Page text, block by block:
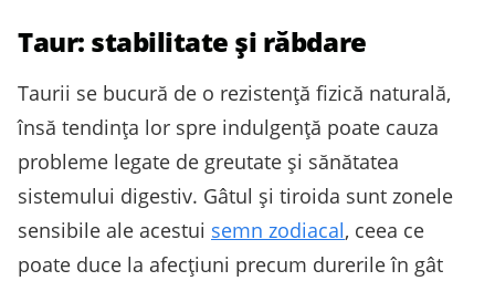
Taur: stabilitate și răbdare
Taurii se bucură de o rezistență fizică naturală,
însă tendința lor spre indulgență poate cauza
probleme legate de greutate și sănătatea
sistemului digestiv. Gâtul și tiroida sunt zonele
sensibile ale acestui semn zodiacal, ceea ce
poate duce la afecțiuni precum durerile în gât